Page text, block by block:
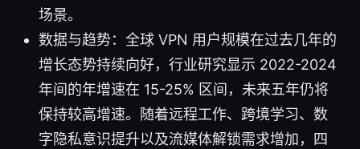
场景。
数据与趋势：全球 VPN 用户规模在过去几年的
增长态势持续向好，行业研究显示 2022-2024
年间的年增速在 15-25% 区间，未来五年仍将
保持较高增速。随着远程工作、跨境学习、数
字隐私意识提升以及流媒体解锁需求增加，四